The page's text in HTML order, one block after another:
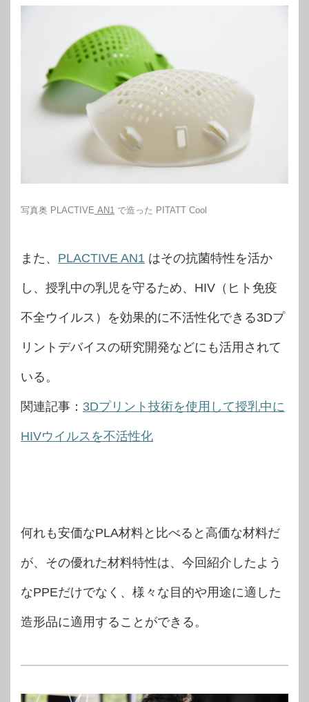
写真奥 PLACTIVE AN1 で造った PITATT Cool
また、 PLACTIVE AN1 はその抗菌特性を活か
し、授乳中の乳児を守るため、HIV（ヒト免疫
不全ウイルス）を効果的に不活性化できる3Dプ
リントデバイスの研究開発などにも活用されて
いる。
関連記事： 3Dプリント技術を使用して授乳中に
HIVウイルスを不活性化
何れも安価なPLA材料と比べると高価な材料だ
が、その優れた材料特性は、今回紹介したよう
なPPEだけでなく、様々な目的や用途に適した
造形品に適用することができる。